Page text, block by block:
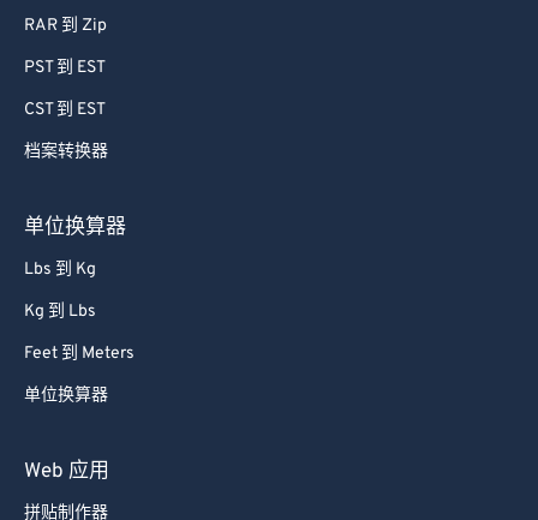
RAR 到 Zip
PST 到 EST
CST 到 EST
档案转换器
单位换算器
Lbs 到 Kg
Kg 到 Lbs
Feet 到 Meters
单位换算器
Web 应用
拼贴制作器